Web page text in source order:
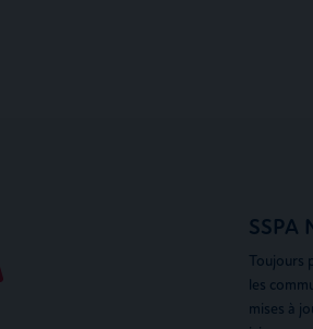
SSPA
Toujours
les
mises à